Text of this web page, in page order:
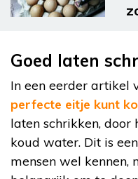
Goed laten
In een eerder artikel
perfecte eitje kunt
laten schrikken, door
koud water. Dit is
mensen wel kennen,